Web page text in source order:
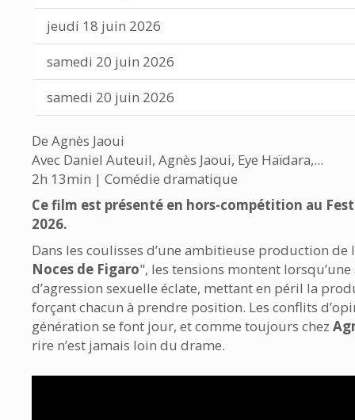
jeudi 18 juin 2026
samedi 20 juin 2026
samedi 20 juin 2026
De Agnès Jaoui
Avec Daniel Auteuil, Agnès Jaoui, Eye Haïdara,...
2h 13min | Comédie dramatique
Ce film est présenté en hors-compétition au
2026.
Dans les coulisses d’une ambitieuse production de
Noces de Figaro", les tensions montent
d’agression sexuelle éclate, mettant en péril la
forçant chacun à prendre position. Les conflits
génération se font jour, et comme toujours chez
rire n’est jamais loin du drame.